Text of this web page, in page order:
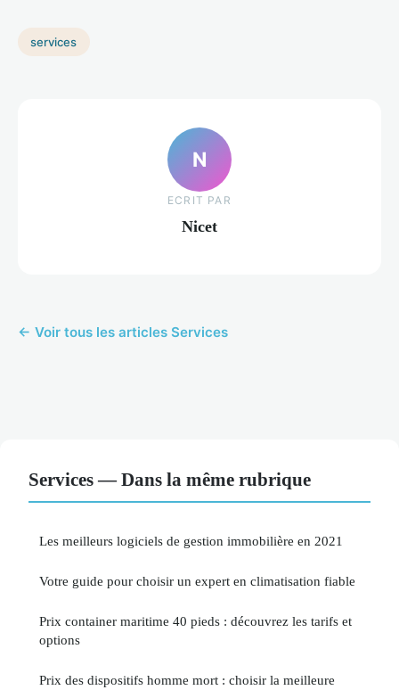
services
N
ECRIT PAR
Nicet
← Voir tous les articles Services
Services — Dans la même rubrique
Les meilleurs logiciels de gestion immobilière en 2021
Votre guide pour choisir un expert en climatisation fiable
Prix container maritime 40 pieds : découvrez les tarifs et
options
Prix des dispositifs homme mort : choisir la meilleure